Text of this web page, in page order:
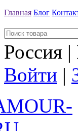
Главная Блог
Россия
Войти |